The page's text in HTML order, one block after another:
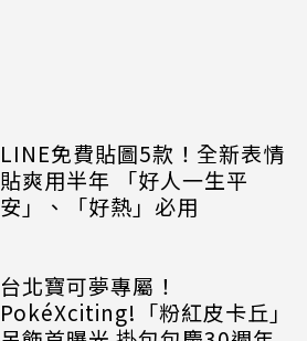
LINE免費貼圖5款！全新表情
貼爽用半年 「好人一生平
安」、「好熱」必用
台北寶可夢專屬！
PokéXciting!「粉紅皮卡丘」